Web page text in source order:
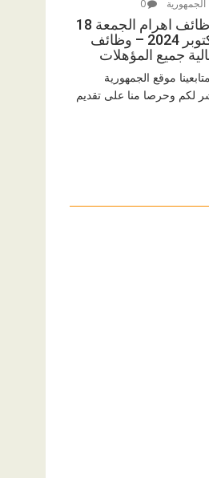
الجمهورية
0
وظائف اهرام الجمعة 18
اكتوبر 2024 – وظائف
جميع المؤهلات
متابعينا موقع الجمهورية
لكم وحرصا منا على تقديم